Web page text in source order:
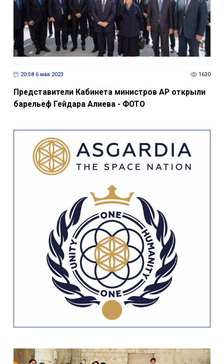
20:58 6 мая 2023 1630
Представители Кабинета министров АР открыли
барельеф Гейдара Алиева - ФОТО